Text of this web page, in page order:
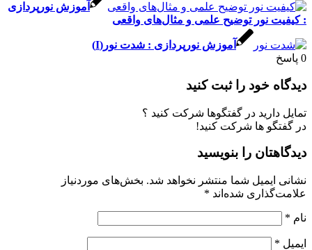
آموزش نورپردازی
: کیفیت نور توضیح علمی و مثال‌های واقعی
آموزش نورپردازی : شدت نور(I)
0 پاسخ
دیدگاه خود را ثبت کنید
تمایل دارید در گفتگوها شرکت کنید ؟
در گفتگو ها شرکت کنید!
دیدگاهتان را بنویسید
نشانی ایمیل شما منتشر نخواهد شد. بخش‌های موردنیاز
علامت‌گذاری شده‌اند *
نام *
ایمیل *